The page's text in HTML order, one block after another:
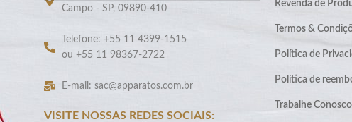
Campo - SP, 09890-410
Telefone: +55 11 4399-1515
ou +55 11 98367-2722
E-mail: sac@apparatos.com.br
VISITE NOSSAS REDES SOCIAIS:
Revenda de
Termos &
Política de
Política de
Trabalhe Conosco